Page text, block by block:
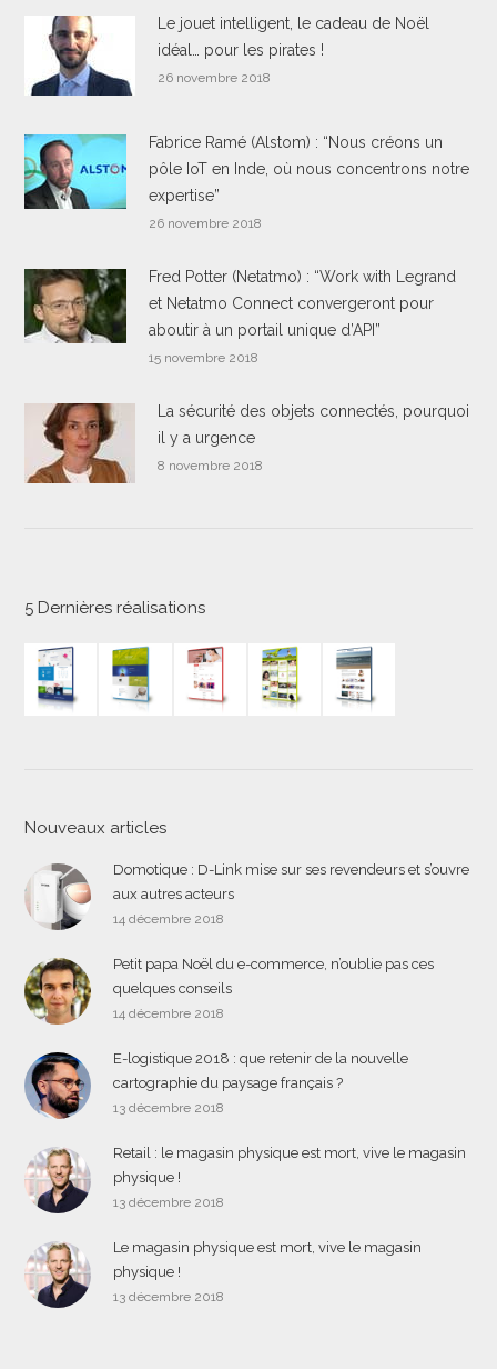
Le jouet intelligent, le cadeau de Noël
idéal… pour les pirates !
26 novembre 2018
Fabrice Ramé (Alstom) : “Nous créons un
pôle IoT en Inde, où nous concentrons notre
expertise”
26 novembre 2018
Fred Potter (Netatmo) : “Work with Legrand
et Netatmo Connect convergeront pour
aboutir à un portail unique d’API”
15 novembre 2018
La sécurité des objets connectés, pourquoi
il y a urgence
8 novembre 2018
5 Dernières réalisations
Nouveaux articles
Domotique : D-Link mise sur ses revendeurs et s’ouvre
aux autres acteurs
14 décembre 2018
Petit papa Noël du e-commerce, n’oublie pas ces
quelques conseils
14 décembre 2018
E-logistique 2018 : que retenir de la nouvelle
cartographie du paysage français ?
13 décembre 2018
Retail : le magasin physique est mort, vive le magasin
physique !
13 décembre 2018
Le magasin physique est mort, vive le magasin
physique !
13 décembre 2018